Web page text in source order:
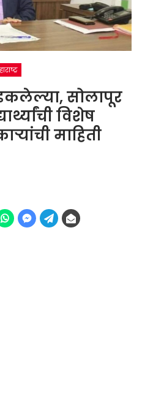
सोलापूर
विशेष
माहिती